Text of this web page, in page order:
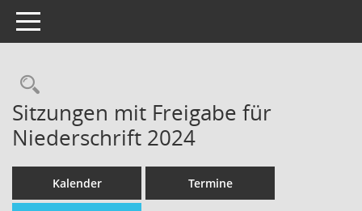
Toggle navigation
Sitzungen mit Freigabe für
Niederschrift 2024
Kalender Termine